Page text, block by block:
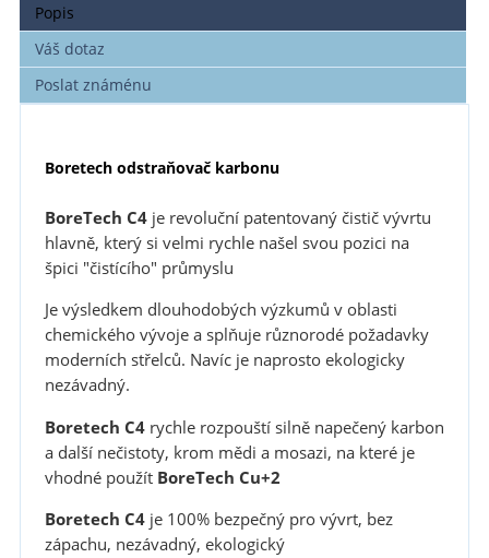
Popis
Váš dotaz
Poslat známénu
Boretech odstraňovač karbonu
BoreTech C4je revoluční patentovaný čistič vývrtu
hlavně, který si velmi rychle našel svou pozici na
špici "čistícího" průmyslu
Je výsledkem dlouhodobých výzkumů v oblasti
chemického vývoje a splňuje různorodé požadavky
moderních střelců. Navíc je naprosto ekologicky
nezávadný.
Boretech C4rychle rozpouští silně napečený karbon
a další nečistoty, krom mědi a mosazi, na které je
vhodné použít BoreTech Cu+2
Boretech C4je 100% bezpečný pro vývrt, bez
zápachu, nezávadný, ekologický